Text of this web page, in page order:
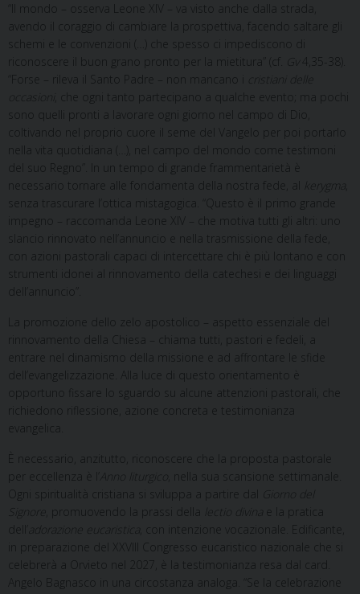
“Il mondo – osserva Leone XIV – va visto anche dalla strada,
avendo il coraggio di cambiare la prospettiva, facendo saltare gli
schemi e le convenzioni (…) che spesso ci impediscono di
riconoscere il buon grano pronto per la mietitura” (cf.
Gv
4,35-38).
“Forse – rileva il Santo Padre – non mancano i
, che ogni tanto partecipano a qualche evento; ma pochi
sono quelli pronti a lavorare ogni giorno nel campo di Dio,
coltivando nel proprio cuore il seme del Vangelo per poi portarlo
nella vita quotidiana (…), nel campo del mondo come testimoni
del suo Regno”. In un tempo di grande frammentarietà è
necessario tornare alle fondamenta della nostra fede, al
senza trascurare l’ottica mistagogica. “Questo è il primo grande
impegno – raccomanda Leone XIV – che motiva tutti gli altri: uno
slancio rinnovato nell’annuncio e nella trasmissione della fede,
con azioni pastorali capaci di intercettare chi è più lontano e con
strumenti idonei al rinnovamento della catechesi e dei linguaggi
dell’annuncio”.
La promozione dello zelo apostolico – aspetto essenziale del
rinnovamento della Chiesa – chiama tutti, pastori e fedeli, a
entrare nel dinamismo della missione e ad affrontare le sfide
dell’evangelizzazione. Alla luce di questo orientamento è
opportuno fissare lo sguardo su alcune attenzioni pastorali, che
richiedono riflessione, azione concreta e testimonianza
evangelica.
È necessario, anzitutto, riconoscere che la proposta pastorale
per eccellenza è l’
, nella sua scansione settimanale.
Ogni spiritualità cristiana si sviluppa a partire dal
Giorno del
, promuovendo la prassi della
e la pratica
dell’
adorazione eucaristica
, con intenzione vocazionale. Edificante,
in preparazione del XXVIII Congresso eucaristico nazionale che si
celebrerà a Orvieto nel 2027, è la testimonianza resa dal card.
Angelo Bagnasco in una circostanza analoga. “Se la celebrazione